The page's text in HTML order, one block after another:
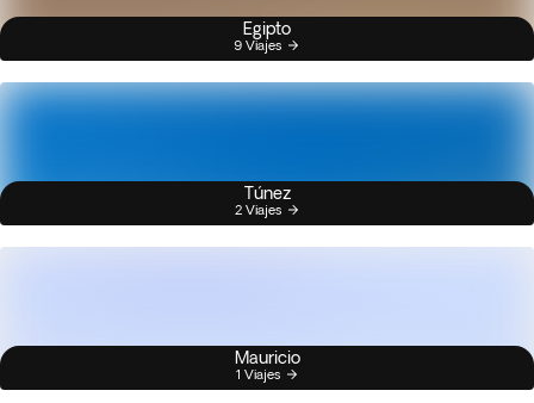
Egipto
9 Viajes
Túnez
2 Viajes
Mauricio
1 Viajes